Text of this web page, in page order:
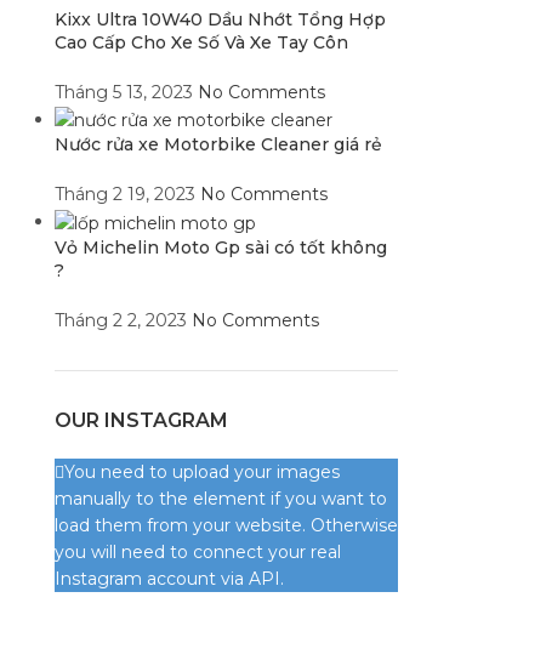
Kixx Ultra 10W40 Dầu Nhớt Tổng Hợp
Cao Cấp Cho Xe Số Và Xe Tay Côn
Tháng 5 13, 2023 No Comments
Nước rửa xe Motorbike Cleaner giá rẻ
Tháng 2 19, 2023 No Comments
Vỏ Michelin Moto Gp sài có tốt không
?
Tháng 2 2, 2023 No Comments
OUR INSTAGRAM
You need to upload your images
manually to the element if you want to
load them from your website. Otherwise
you will need to connect your real
Instagram account via API.